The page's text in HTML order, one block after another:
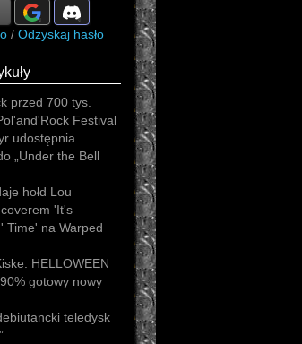
/ Odzyskaj hasło
przed 700 tys.
Festival
udostępnia
„Under the Bell
hołd Lou
'It's
Time' na Warped
HELLOWEEN
gotowy nowy
teledysk